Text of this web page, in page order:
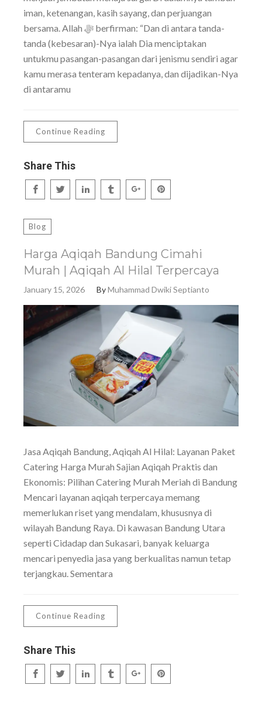
iman, ketenangan, kasih sayang, dan perjuangan
bersama. Allah ﷻ berfirman: “Dan di antara tanda-
tanda (kebesaran)-Nya ialah Dia menciptakan
untukmu pasangan-pasangan dari jenismu sendiri agar
kamu merasa tenteram kepadanya, dan dijadikan-Nya
di antaramu
Continue Reading
Share This
Blog
Harga Aqiqah Bandung Cimahi
Murah | Aqiqah Al Hilal Terpercaya
January 15, 2026 ByMuhammad Dwiki Septianto
Jasa Aqiqah Bandung, Aqiqah Al Hilal: Layanan Paket
Catering Harga Murah Sajian Aqiqah Praktis dan
Ekonomis: Pilihan Catering Murah Meriah di Bandung
Mencari layanan aqiqah terpercaya memang
memerlukan riset yang mendalam, khususnya di
wilayah Bandung Raya. Di kawasan Bandung Utara
seperti Cidadap dan Sukasari, banyak keluarga
mencari penyedia jasa yang berkualitas namun tetap
terjangkau. Sementara
Continue Reading
Share This